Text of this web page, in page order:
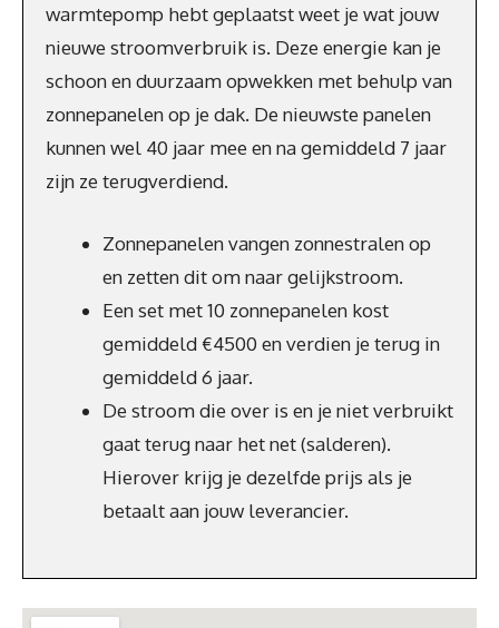
warmtepomp hebt geplaatst weet je wat jouw
nieuwe stroomverbruik is. Deze energie kan je
schoon en duurzaam opwekken met behulp van
zonnepanelen op je dak. De nieuwste panelen
kunnen wel 40 jaar mee en na gemiddeld 7 jaar
zijn ze terugverdiend.
Zonnepanelen vangen zonnestralen op
en zetten dit om naar gelijkstroom.
Een set met 10 zonnepanelen kost
gemiddeld €4500 en verdien je terug in
gemiddeld 6 jaar.
De stroom die over is en je niet verbruikt
gaat terug naar het net (salderen).
Hierover krijg je dezelfde prijs als je
betaalt aan jouw leverancier.